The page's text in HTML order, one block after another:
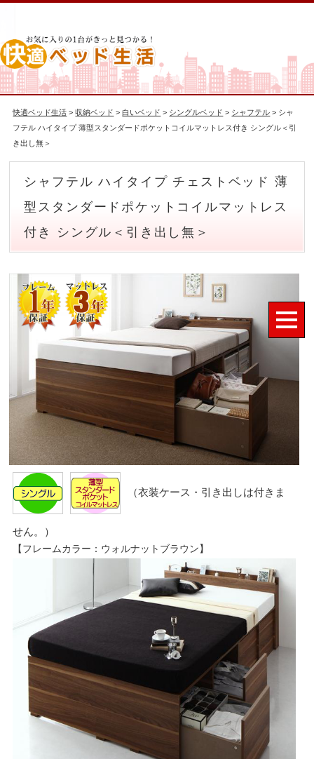
快適ベッド生活 >収納ベッド >白いベッド > シングルベッド > シャフテル > シャ
フテル ハイタイプ 薄型スタンダードポケットコイルマットレス付き シングル＜引
き出し無＞
シャフテル ハイタイプ チェストベッド 薄
型スタンダードポケットコイルマットレス
付き シングル＜引き出し無＞
（衣装ケース・引き出しは付きま
せん。）
【フレームカラー：ウォルナットブラウン】